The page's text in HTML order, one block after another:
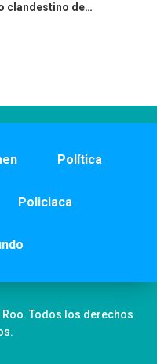
clandestino de…
Política
Policiaca
Roo. Todos los derechos